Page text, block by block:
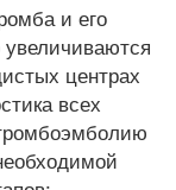
и его
центрах
всех